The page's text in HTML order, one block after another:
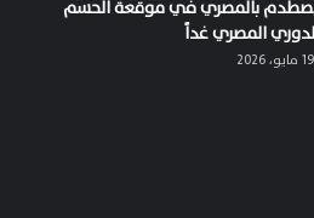
بالمصري في موقعة الحسم
المصري غداً